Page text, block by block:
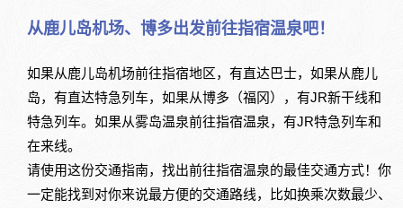
从鹿儿岛机场、博多出发前往指宿温泉吧！
如果从鹿儿岛机场前往指宿地区，有直达巴士，如果从鹿儿
岛，有直达特急列车，如果从博多（福冈），有JR新干线和
特急列车。如果从雾岛温泉前往指宿温泉，有JR特急列车和
在来线。
请使用这份交通指南，找出前往指宿温泉的最佳交通方式！你
一定能找到对你来说最方便的交通路线，比如换乘次数最少、